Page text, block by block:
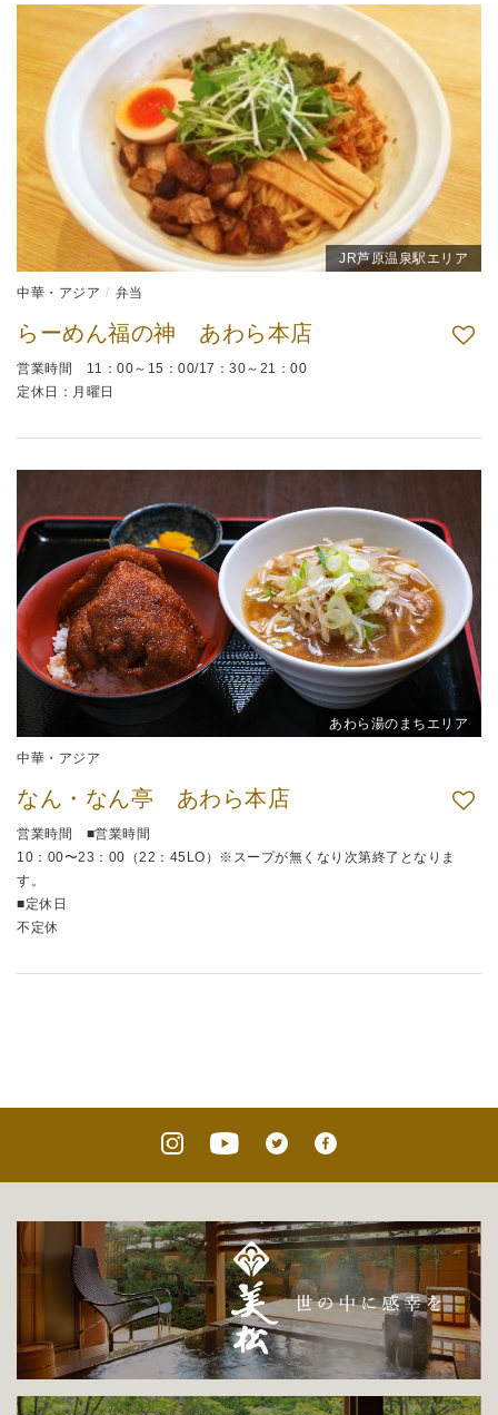
JR芦原温泉駅エリア
中華・アジア 弁当
らーめん福の神 あわら本店
営業時間 11：00～15：00/17：30～21：00
定休日：月曜日
あわら湯のまちエリア
中華・アジア
なん・なん亭 あわら本店
営業時間 ■営業時間
10：00〜23：00（22：45LO）※スープが無くなり次第終了となりま
す。
■定休日
不定休